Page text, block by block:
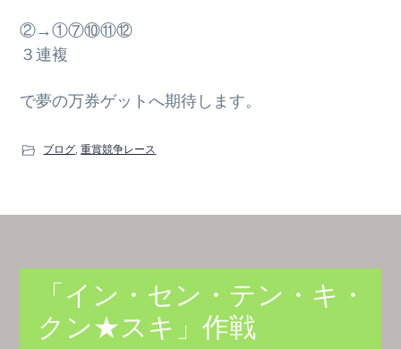
②→①⑦⑩⑪⑫
３連複
で夢の万券ゲットへ期待します。
ブログ,重賞競争レース
「イン・セン・テン・キ・
クン★スキ」作戦